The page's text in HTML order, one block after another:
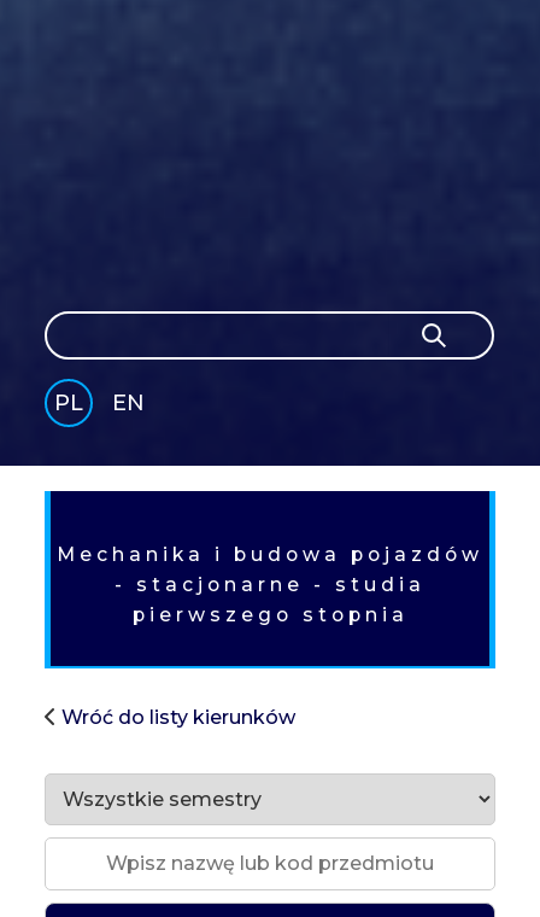
Szukaj
Szukaj
PL
EN
SH
Mechanika i budowa pojazdów
- stacjonarne - studia
pierwszego stopnia
Wróć do listy kierunków